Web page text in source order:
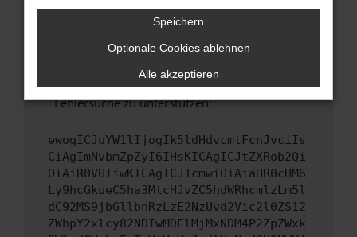
Wende dich an den Webseitenbetreiber.
Wenn du alle oben genannten Schritte versucht
hast, kontaktiere uns bitte. Wir werden
versuchen, das Problem zu beheben. Du kannst
uns diesen Text schicken, um uns bei der
Fehlersuche zu unterstützen:
ewogICJuYW1lIjogIk5ldHdvcmtFcnJvciIs
CiAgImNvbmZpZyI6IHsKICAgICJtZXRob2Qi
OiAiR0VUIiwKICAgICJ1cmwiOiAiaHR0cHM6
Ly9hcGkueC5ha3MtcHJvZC5hdWRhcmlzLm5l
dC92MS9jbGllbnRzLzE2NzUvd2Vic2l0ZS12
ZWhpY2xlcy82NDIwMDElMjMxNDM4P2ZpZWxk
Speichern
Optionale Cookies ablehnen
Alle akzeptieren